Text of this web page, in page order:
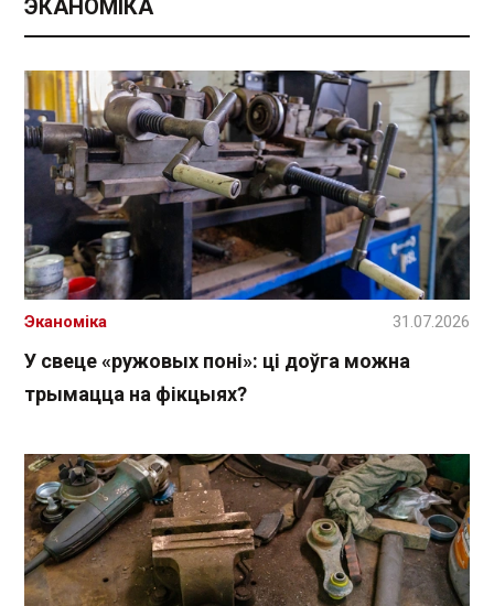
ЭКАНОМІКА
У свеце «ружовых поні»: ці доўга можна
трымацца на фікцыях?
Эканоміка 31.07.2026